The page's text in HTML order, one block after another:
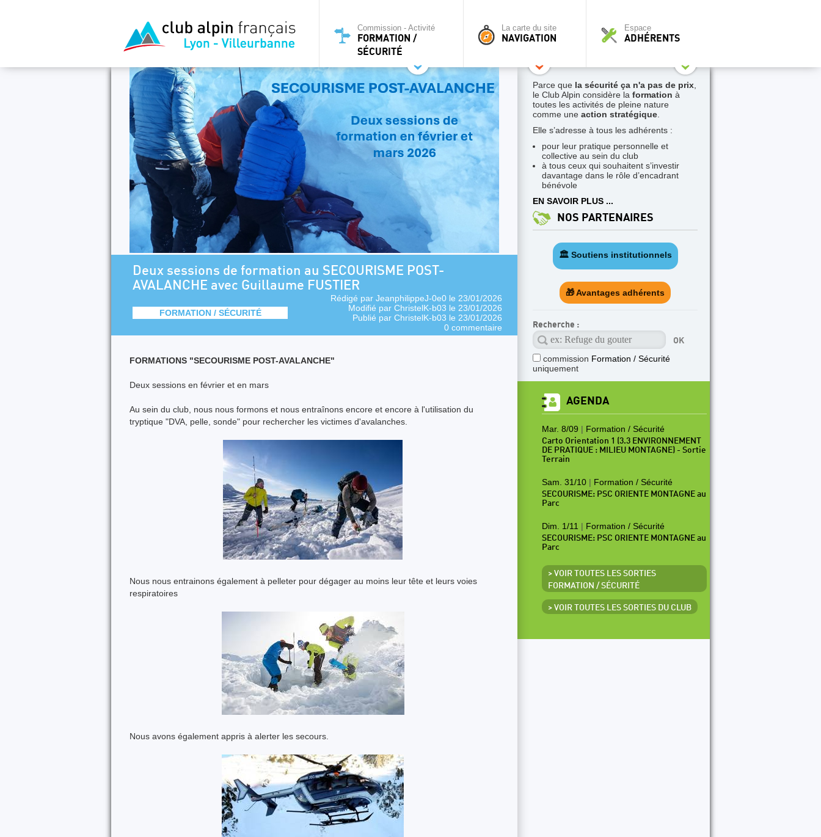
Commission - Activité
FORMATION /
SÉCURITÉ
La carte du site
NAVIGATION
Espace
ADHÉRENTS
Deux sessions de formation au SECOURISME POST-
AVALANCHE avec Guillaume FUSTIER
FORMATION / SÉCURITÉ
Rédigé par JeanphilippeJ-0e0 le 23/01/2026
Modifié par ChristelK-b03 le 23/01/2026
Publié par ChristelK-b03 le 23/01/2026
0 commentaire
FORMATIONS "SECOURISME POST-AVALANCHE"
Deux sessions en février et en mars
Au sein du club, nous nous formons et nous entraînons encore et encore à l'utilisation du
tryptique "DVA, pelle, sonde" pour rechercher les victimes d'avalanches.
Nous nous entrainons également à pelleter pour dégager au moins leur tête et leurs voies
respiratoires
Nous avons également appris à alerter les secours.
Parce que la sécurité ça n'a pas de prix
le Club Alpin considère la formation à
toutes les activités de pleine nature
comme une action stratégique
Elle s’adresse à tous les adhérents :
pour leur pratique personnelle et
collective au sein du club
à tous ceux qui souhaitent s’investir
davantage dans le rôle d’encadrant
bénévole
EN SAVOIR PLUS ...
NOS PARTENAIRES
🏛️ Soutiens institutionnels
🎁 Avantages adhérents
Recherche :
commission Formation / Sécurité
uniquement
AGENDA
Mar. 8/09 | Formation / Sécurité
Carto Orientation 1 (3.3 ENVIRONNEMENT
DE PRATIQUE : MILIEU MONTAGNE) - Sortie
Terrain
Sam. 31/10 | Formation / Sécurité
SECOURISME: PSC ORIENTE MONTAGNE au
Parc
Dim. 1/11 | Formation / Sécurité
SECOURISME: PSC ORIENTE MONTAGNE au
Parc
> VOIR TOUTES LES SORTIES
FORMATION / SÉCURITÉ
> VOIR TOUTES LES SORTIES DU CLUB